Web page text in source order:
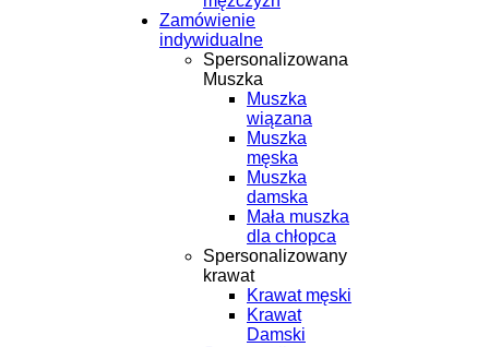
Zamówienie
indywidualne
Spersonalizowana
Muszka
Muszka
wiązana
Muszka
męska
Muszka
damska
Mała muszka
dla chłopca
Spersonalizowany
krawat
Krawat męski
Krawat
Damski